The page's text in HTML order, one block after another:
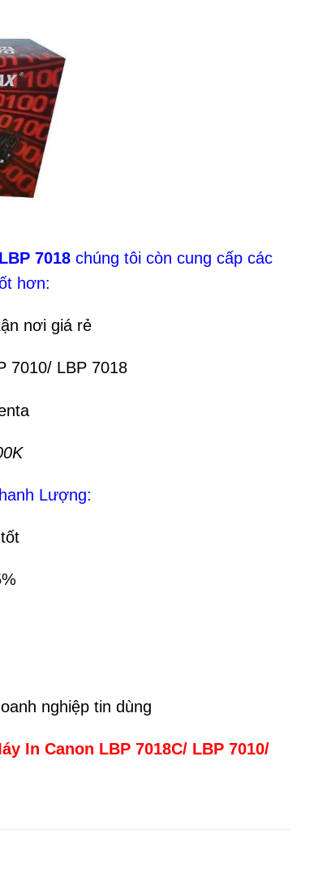
7018 chúng tôi còn cung cấp các
hơn:
nơi giá rẻ
7010/ LBP 7018
Lượng:
nghiệp tin dùng
In Canon LBP 7018C/ LBP 7010/